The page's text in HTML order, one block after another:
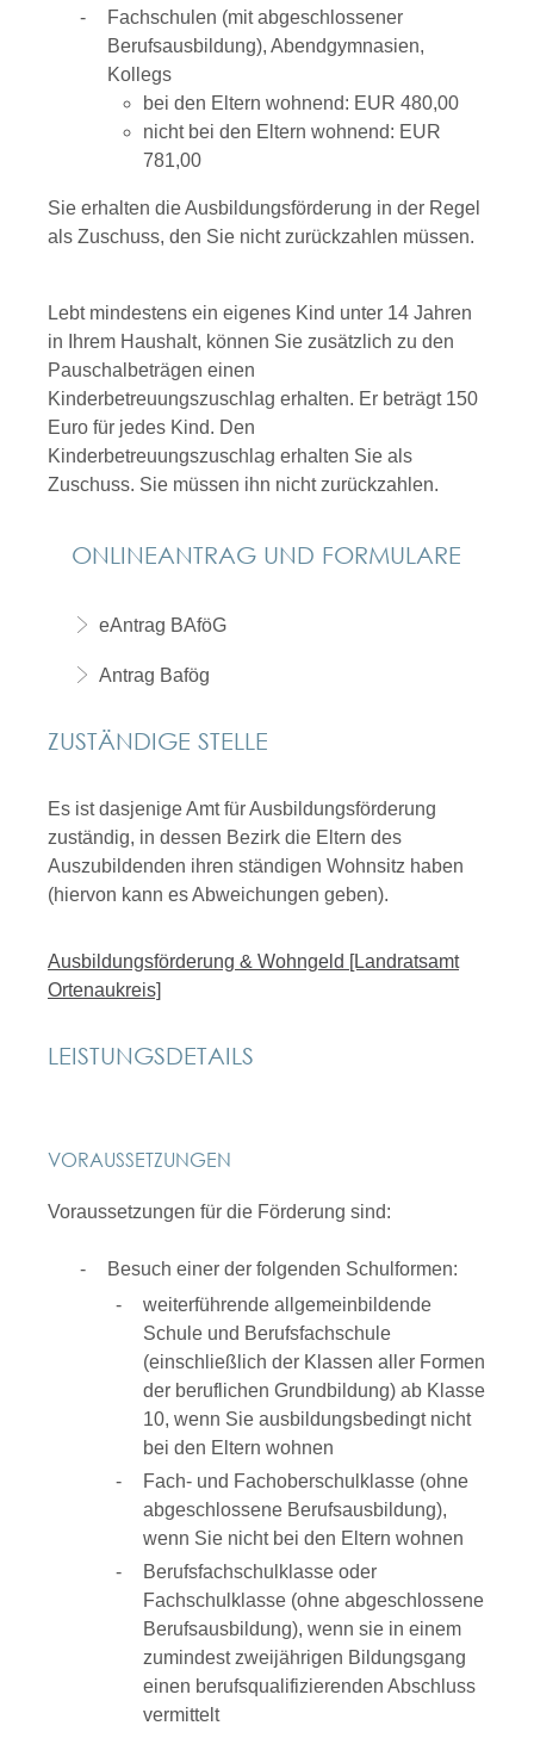
Fachschulen (mit abgeschlossener
Berufsausbildung), Abendgymnasien,
Kollegs
bei den Eltern wohnend: EUR 480,00
nicht bei den Eltern wohnend: EUR
781,00
Sie erhalten die Ausbildungsförderung in der Regel
als Zuschuss, den Sie nicht zurückzahlen müssen.
Lebt mindestens ein eigenes Kind unter 14 Jahren
in Ihrem Haushalt, können Sie zusätzlich zu den
Pauschalbeträgen einen
Kinderbetreuungszuschlag erhalten. Er beträgt 150
Euro für jedes Kind. Den
Kinderbetreuungszuschlag erhalten Sie als
Zuschuss. Sie müssen ihn nicht zurückzahlen.
ONLINEANTRAG UND FORMULARE
eAntrag BAföG
Antrag Bafög
ZUSTÄNDIGE STELLE
Es ist dasjenige Amt für Ausbildungsförderung
zuständig, in dessen Bezirk die Eltern des
Auszubildenden ihren ständigen Wohnsitz haben
(hiervon kann es Abweichungen geben).
Ausbildungsförderung & Wohngeld [Landratsamt
Ortenaukreis]
LEISTUNGSDETAILS
VORAUSSETZUNGEN
Voraussetzungen für die Förderung sind:
Besuch einer der folgenden Schulformen:
weiterführende allgemeinbildende
Schule und Berufsfachschule
(einschließlich der Klassen aller Formen
der beruflichen Grundbildung) ab Klasse
10, wenn Sie ausbildungsbedingt nicht
bei den Eltern wohnen
Fach- und Fachoberschulklasse (ohne
abgeschlossene Berufsausbildung),
wenn Sie nicht bei den Eltern wohnen
Berufsfachschulklasse oder
Fachschulklasse (ohne abgeschlossene
Berufsausbildung), wenn sie in einem
zumindest zweijährigen Bildungsgang
einen berufsqualifizierenden Abschluss
vermittelt